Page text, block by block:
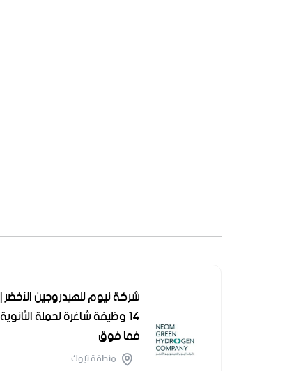
شركة نيوم للهيدروجين الأخضر |
14 وظيفة شاغرة لحملة الثانوية
فما فوق
منطقة تبوك